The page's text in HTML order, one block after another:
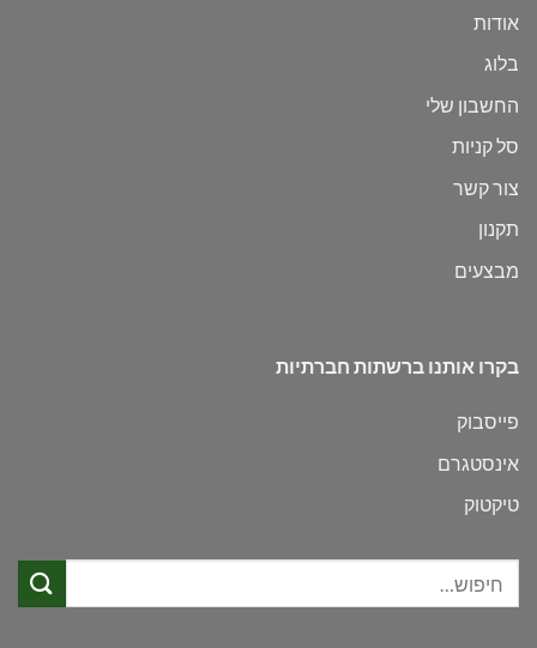
אודות
בלוג
החשבון שלי
סל קניות
צור קשר
תקנון
מבצעים
בקרו אותנו ברשתות חברתיות
פייסבוק
אינסטגרם
טיקטוק